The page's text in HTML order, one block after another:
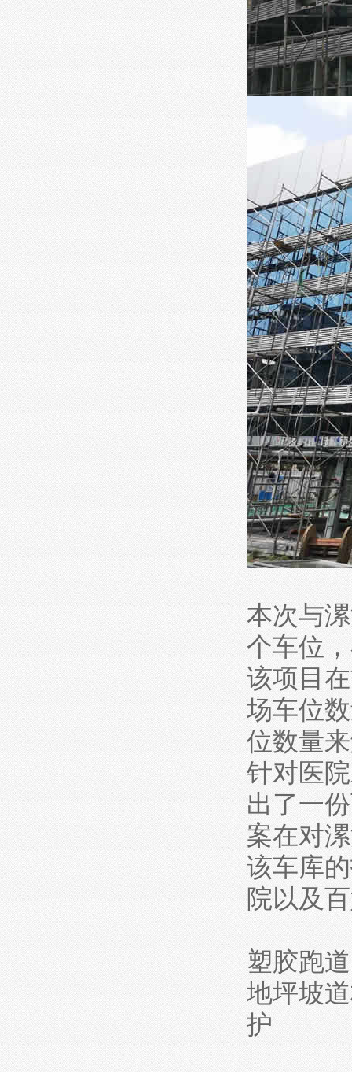
本次与
个车位
该项目
场车位
位数量
针对医
出了一
案在对
该车库
院以及
塑胶跑
地坪坡
护